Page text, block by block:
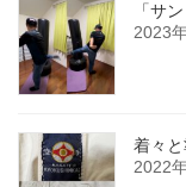
「サ
2023
着々と
2022